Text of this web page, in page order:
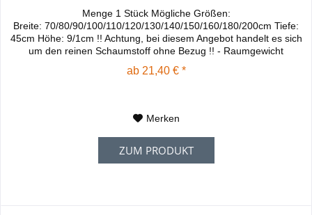
Menge 1 Stück Mögliche Größen:
Breite: 70/80/90/100/110/120/130/140/150/160/180/200cm Tiefe:
45cm Höhe: 9/1cm !! Achtung, bei diesem Angebot handelt es sich
um den reinen Schaumstoff ohne Bezug !! - Raumgewicht
ab 21,40 € *
Merken
ZUM PRODUKT